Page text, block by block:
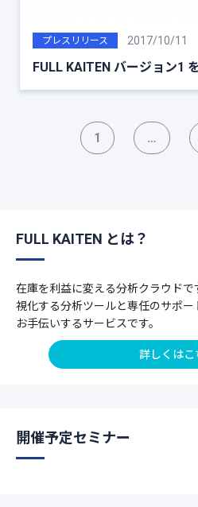
プレスリリース 2017/10/11
FULL KAITEN バージョン1
1 …
FULL KAITEN とは？
在庫を利益に変える分析クラウド
視化する分析ツールと専任のサポ
お手伝いするサービスです。
詳しくはこ
開催予定セミナー